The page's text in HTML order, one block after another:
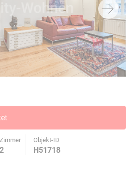
Zimmer Objekt-ID
2 H51718